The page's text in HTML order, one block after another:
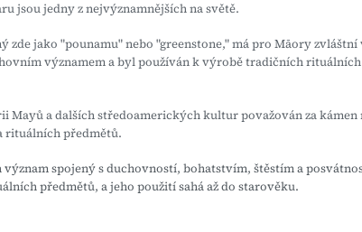
jsou jedny z nejvýznamnějších na světě.
zde jako "pounamu" nebo "greenstone," má pro Māory zvláštní
významem a byl používán k výrobě tradičních
Mayů a dalších středoamerických kultur považován za kámen
rituálních předmětů.
spojený s duchovností, bohatstvím, štěstím a
předmětů, a jeho použití sahá až do starověku.